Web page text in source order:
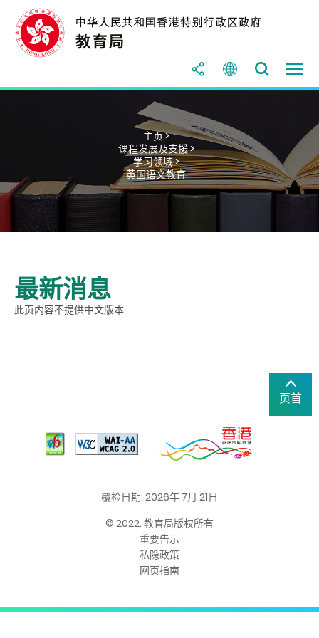
主页 >
课程发展及支援 >
学习领域 >
英国语文教育
最新消息
此页内容不提供中文版本
页首
覆检日期: 2026年 7月 21日
© 2022. 教育局版权所有
重要告示
私隐政策
网页指南